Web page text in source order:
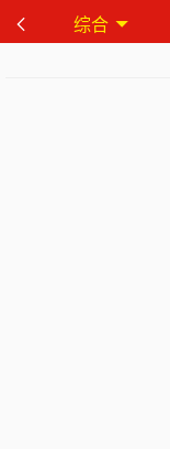
综合